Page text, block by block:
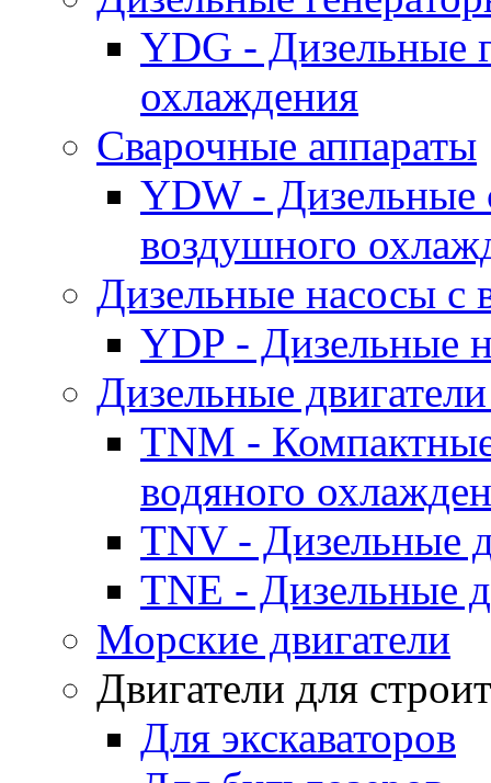
YDG - Дизельные
охлаждения
Cварочные аппараты
YDW - Дизельные
воздушного
Дизельные насосы
YDP - Дизельные
Дизельные
TNM -
водяного
TNV - Дизельные
TNE - Дизельные
Морские двигатели
Двигатели для
Для экскаваторов